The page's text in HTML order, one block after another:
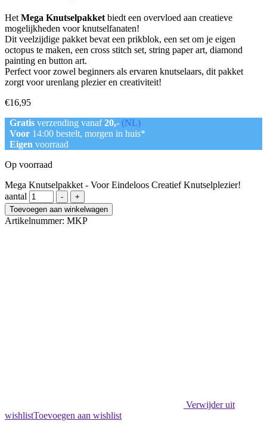
Het Mega Knutselpakket biedt een overvloed aan creatieve
mogelijkheden voor knutselfanaten!
Dit veelzijdige pakket bevat een prikblok, een set om je eigen
octopus te maken, een cross stitch set, string paper art, diamond
painting en button art.
Perfect voor zowel beginners als ervaren knutselaars, dit pakket
zorgt voor urenlang plezier en creativiteit!
€16,95
Gratis verzending vanaf20,- (NL)
Voor 14:00 bestelt, morgen in huis*
Eigen voorraad
Op voorraad
Mega Knutselpakket - Voor Eindeloos Creatief Knutselplezier!
aantal
-
+
Toevoegen aan winkelwagen
Artikelnummer: MKP
Verwijder uit
wishlistToevoegen aan wishlist